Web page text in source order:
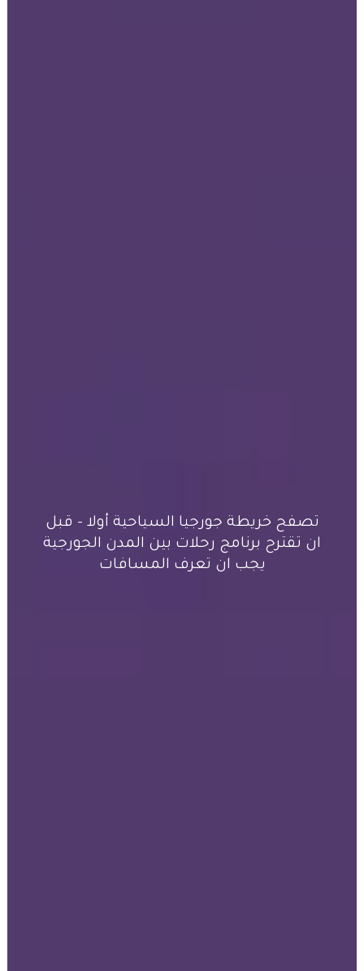
تصفح خريطة جورجيا السياحية أولا – قبل
ان تقترح برنامج رحلات بين المدن الجورجية
يجب ان تعرف المسافات